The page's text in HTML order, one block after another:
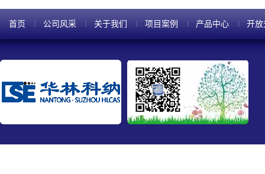
首页 公司风采 关于我们 项目案例 产品中心 开放